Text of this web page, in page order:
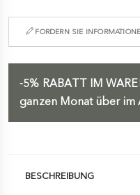
FORDERN SIE
-5% RABATT IM
ganzen Monat über im
BESCHREIBUNG